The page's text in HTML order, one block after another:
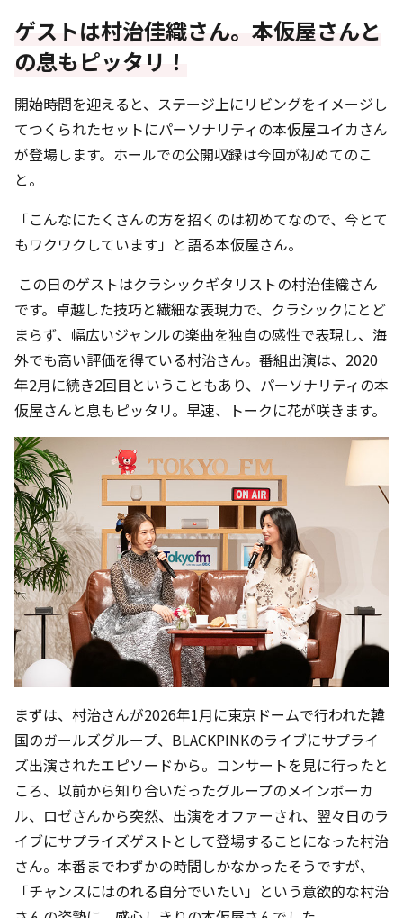
ゲストは村治佳織さん。本仮屋さんと
の息もピッタリ！
開始時間を迎えると、ステージ上にリビングをイメージし
てつくられたセットにパーソナリティの本仮屋ユイカさん
が登場します。ホールでの公開収録は今回が初めてのこ
と。
「こんなにたくさんの方を招くのは初めてなので、今とて
もワクワクしています」と語る本仮屋さん。
この日のゲストはクラシックギタリストの村治佳織さん
です。卓越した技巧と繊細な表現力で、クラシックにとど
まらず、幅広いジャンルの楽曲を独自の感性で表現し、海
外でも高い評価を得ている村治さん。番組出演は、2020
年2月に続き2回目ということもあり、パーソナリティの本
仮屋さんと息もピッタリ。早速、トークに花が咲きます。
まずは、村治さんが2026年1月に東京ドームで行われた韓
国のガールズグループ、BLACKPINKのライブにサプライ
ズ出演されたエピソードから。コンサートを見に行ったと
ころ、以前から知り合いだったグループのメインボーカ
ル、ロゼさんから突然、出演をオファーされ、翌々日のラ
イブにサプライズゲストとして登場することになった村治
さん。本番までわずかの時間しかなかったそうですが、
「チャンスにはのれる自分でいたい」という意欲的な村治